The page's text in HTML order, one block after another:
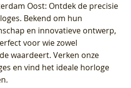
Oost: Ontdek de precisie
Bekend om hun
en innovatieve ontwerp,
voor wie zowel
waardeert. Verken onze
en vind het ideale horloge